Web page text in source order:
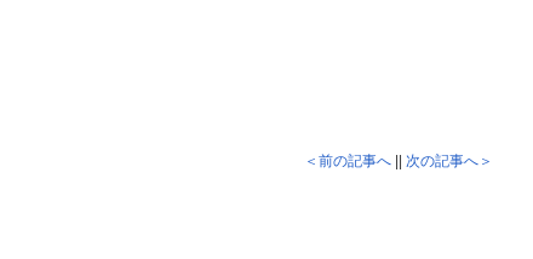
＜前の記事へ 次の記事へ＞